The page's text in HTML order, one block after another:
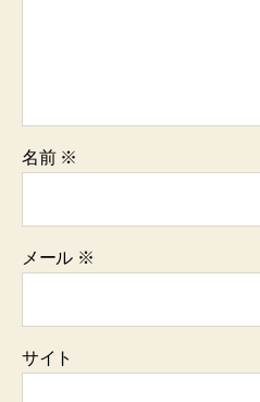
名前 ※
メール ※
サイト